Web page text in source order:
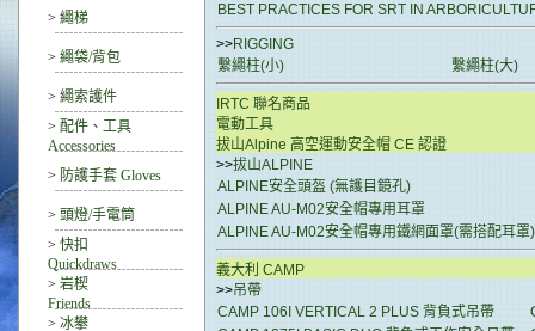
> 繩梯
> 繩袋/背包
> 繩索護件
> 配件、工具
Accessories
> 防護手套 Gloves
> 頭燈/手電筒
> 快扣
Quickdraws
> 岩楔
Friends
> 冰攀
BEST PRACTICES FOR SRT IN
>>RIGGING
繫繩柱(小)
繫繩柱(大)
IRTC 聯名商品
電動工具
拔山Alpine 高空運動安全帽 CE 認證
>>拔山ALPINE
ALPINE安全頭盔 (無護目鏡孔)
ALPINE AU-M02安全帽專用耳罩
ALPINE AU-M02安全帽專用鐵網面罩(需搭配耳罩)
義大利 CAMP
>>吊帶
CAMP 106I VERTICAL 2 PLUS 背負式吊帶